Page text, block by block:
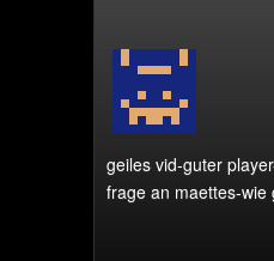
geiles vid-guter
frage an maettes-